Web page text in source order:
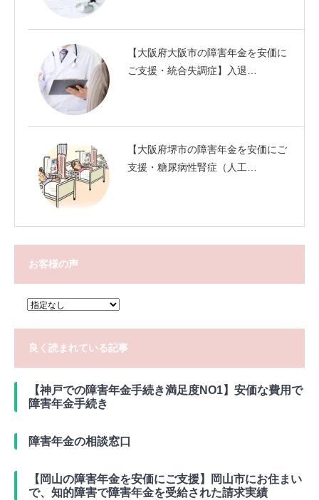
【大阪府大阪市の障害年金を安価に
ご支援・統合失調症】入退…
【大阪府堺市の障害年金を安価にご
支援・糖尿病性腎症（人工…
お客様の声
良く読まれている記事
【神戸での障害年金手続き満足度NO1】安価な費用で
障害年金手続き
障害年金の相談窓口
【岡山の障害年金を安価にご支援】岡山市にお住まい
で、知的障害で障害年金を受給された請求実績